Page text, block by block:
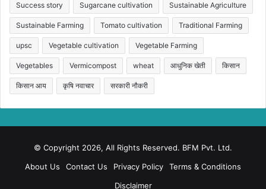
Success story Sugarcane cultivation Sustainable Agriculture
Sustainable Farming Tomato cultivation Traditional Farming
upsc Vegetable cultivation Vegetable Farming
Vegetables Vermicompost wheat आधुनिक खेती किसान
किसान आय कृषि नवाचार सरकारी नौकरी
© Copyright 2026, All Rights Reserved. BFM Pvt. Ltd.
About Us
Contact Us Privacy Policy
Terms & Conditions
Disclaimer